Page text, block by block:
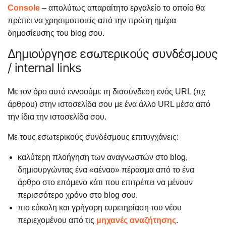
Console – απολύτως απαραίτητο εργαλείο το οποίο θα
πρέπει να χρησιμοποιείς από την πρώτη ημέρα
δημοσίευσης του blog σου.
Δημιούργησε εσωτερικούς συνδέσμους
/ internal links
Με τον όρο αυτό εννοούμε τη διασύνδεση ενός URL (πχ
άρθρου) στην ιστοσελίδα σου με ένα άλλο URL μέσα από
την ίδια την ιστοσελίδα σου.
Με τους εσωτερικούς συνδέσμους επιτυγχάνεις:
καλύτερη πλοήγηση των αναγνωστών στο blog,
δημιουργώντας ένα «αέναο» πέρασμα από το ένα
άρθρο στο επόμενο κάτι που επιτρέπει να μένουν
περισσότερο χρόνο στο blog σου.
πιο εύκολη και γρήγορη ευρετηρίαση του νέου
περιεχομένου από τις μηχανές αναζήτησης.